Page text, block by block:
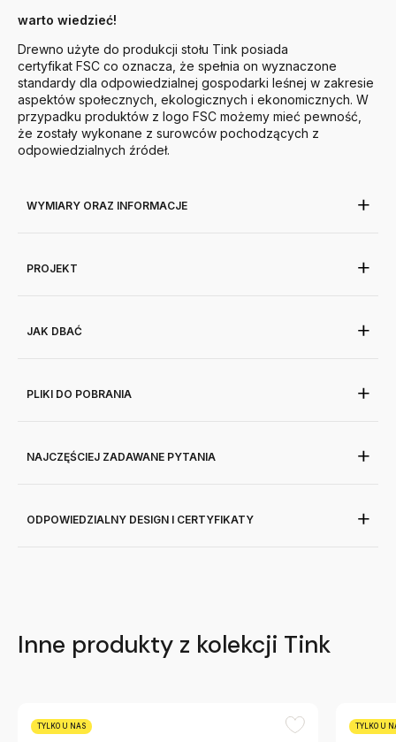
warto wiedzieć!
Drewno użyte do produkcji stołu Tink posiada
certyfikat FSC co oznacza, że spełnia on wyznaczone
standardy dla odpowiedzialnej gospodarki leśnej w zakresie
aspektów społecznych, ekologicznych i ekonomicznych. W
przypadku produktów z logo FSC możemy mieć pewność,
że zostały wykonane z surowców pochodzących z
odpowiedzialnych źródeł.
WYMIARY ORAZ INFORMACJE
PROJEKT
JAK DBAĆ
PLIKI DO POBRANIA
NAJCZĘŚCIEJ ZADAWANE PYTANIA
ODPOWIEDZIALNY DESIGN I CERTYFIKATY
Inne produkty z kolekcji Tink
TYLKO U NAS TYLKO U